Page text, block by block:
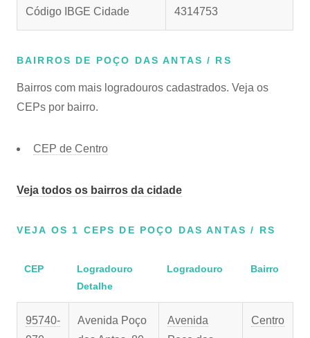
Código IBGE Cidade 4314753
BAIRROS DE POÇO DAS ANTAS / RS
Bairros com mais logradouros cadastrados. Veja os
CEPs por bairro.
CEP de Centro
Veja todos os bairros da cidade
VEJA OS 1 CEPS DE POÇO DAS ANTAS / RS
CEP
Logradouro
Detalhe
Logradouro Bairro
95740-
Avenida Poço
Avenida
Centro